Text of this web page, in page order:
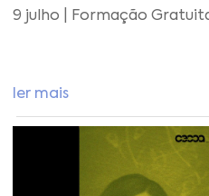
9 julho | Formação
ler mais